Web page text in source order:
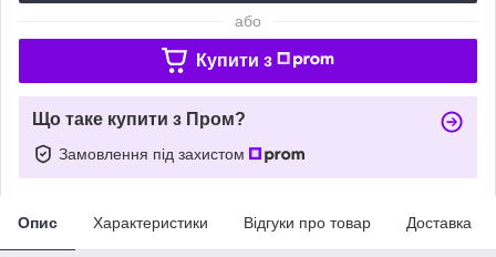
або
Купити з
Що таке купити з Пром?
Замовлення під захистом
Опис Характеристики Відгуки про товар Доставка